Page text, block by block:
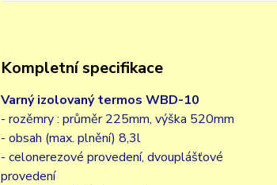
Kompletní specifikace
Varný izolovaný termos WBD-10
- rozěmry : průměr 225mm, výška 520mm
- obsah (max. plnění) 8,3l
- celonerezové provedení, dvouplášťové
provedení